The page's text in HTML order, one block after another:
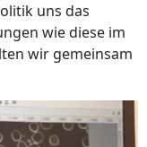
uns das
wie diese im
wir gemeinsam